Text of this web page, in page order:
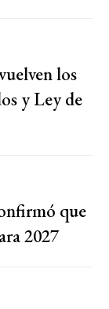
los
y Ley de
que
2027